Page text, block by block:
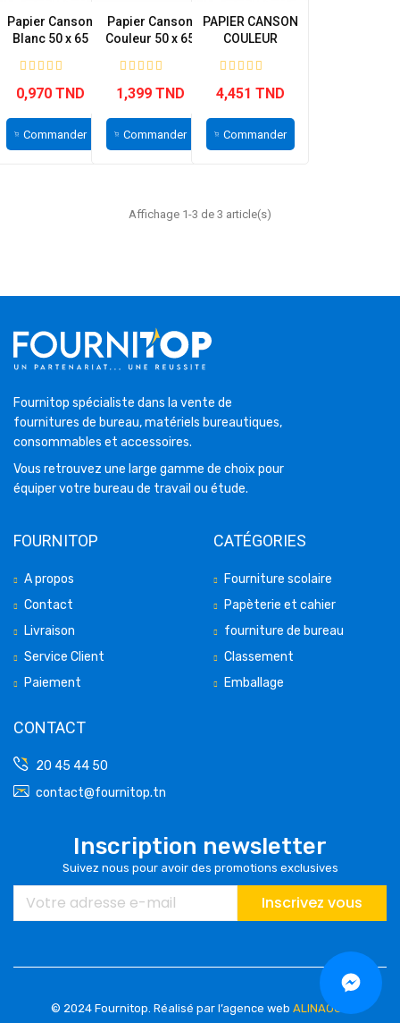
Papier Canson
Blanc 50 x 65
0,970 TND
Commander
Papier Canson
Couleur 50 x 65
1,399 TND
Commander
PAPIER CANSON
COULEUR
A4
4,451 TND
Commander
Affichage 1-3 de 3 article(s)
Fournitop spécialiste dans la vente de
fournitures de bureau, matériels bureautiques,
consommables et accessoires.
Vous retrouvez une large gamme de choix pour
équiper votre bureau de travail ou étude.
FOURNITOP
A propos
Contact
Livraison
Service Client
Paiement
CATÉGORIES
Fourniture scolaire
Papèterie et cahier
fourniture de bureau
Classement
Emballage
CONTACT
20 45 44 50
contact@fournitop.tn
Inscription newsletter
Suivez nous pour avoir des promotions exclusives
Inscrivez vous
© 2024 Fournitop. Réalisé par l’agence web ALINAOUS